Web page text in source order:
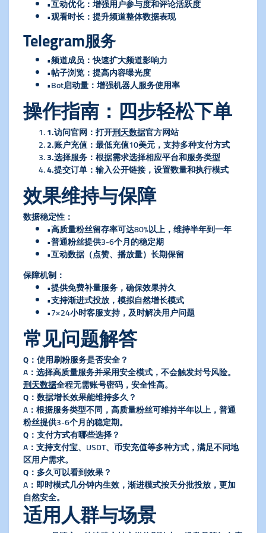
•互动优化：增强用户参与度和评论活跃度
•观看时长：提升频道整体数据表现
Telegram服务
•频道成员：快速扩大频道影响力
•帖子浏览：提高内容曝光度
•Bot启动量：增强机器人服务使用率
操作指南：四步轻松下单
1.​访问官网​ ​：打开刑天数据官方网站
2.​账户充值​​：最低充值10美元，支持多种支付方式
3.​选择服务​ ​：根据需求选择相应平台和服务类型
4.​提交订单​ ​：输入公开链接，设置数量和执行模式
效果维持与保障
​数据稳定性​ ​：
•高质量粉丝留存率可达80%以上，维持半年到一年
•普通粉丝提供3-6个月的稳定期
•互动数据（点赞、播放量）长期保留
​保障机制​ ​：
•提供免费补量服务，确保效果持久
•支持渐进式投放，模拟自然增长模式
•7×24小时客服支持，及时解决用户问题
常见问题解答
​Q：使用刷粉服务是否安全？​
A：选择高质量服务并采用安全模式，不会触发封号风险。
刑天数据全程无需账号密码，安全性高。
​Q：数据增长效果能维持多久？​
A：根据服务类型不同，高质量粉丝可维持半年以上，普通
粉丝提供3-6个月的稳定期。
​Q：支付方式有哪些选择？​
A：支持支付宝、USDT、币安充值等多种方式，满足不同地
区用户需求。
​Q：多久可以看到效果？​
A：即时模式几分钟内生效，渐进模式按天分批投放，更加
自然安全。
适用人群与场景